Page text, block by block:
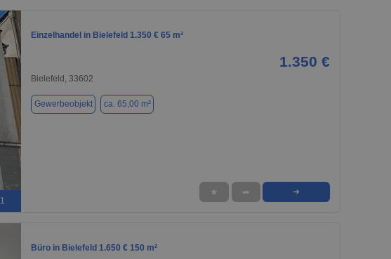
Einzelhandel in Bielefeld 1.350 € 65 m²
1.350 €
Bielefeld, 33602
Gewerbeobjekt ca. 65,00 m²
★ ➦ ➜
Büro in Bielefeld 1.650 € 150 m²